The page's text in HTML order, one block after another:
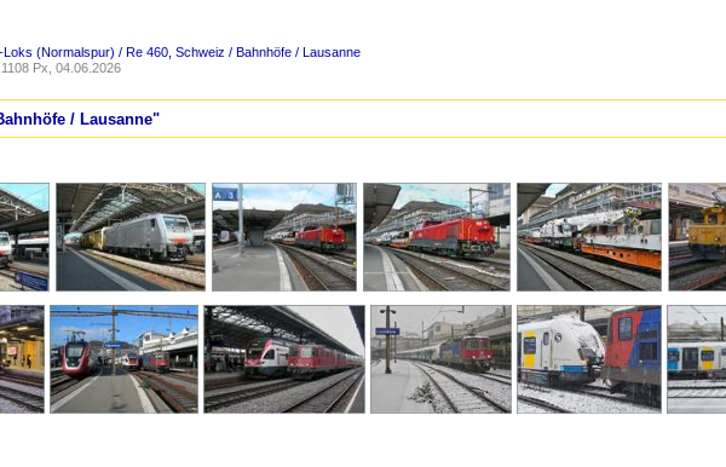
Loks (Normalspur) / Re 460 Schweiz / Bahnhöfe / Lausanne
Px, 04.06.2026
/ Lausanne"